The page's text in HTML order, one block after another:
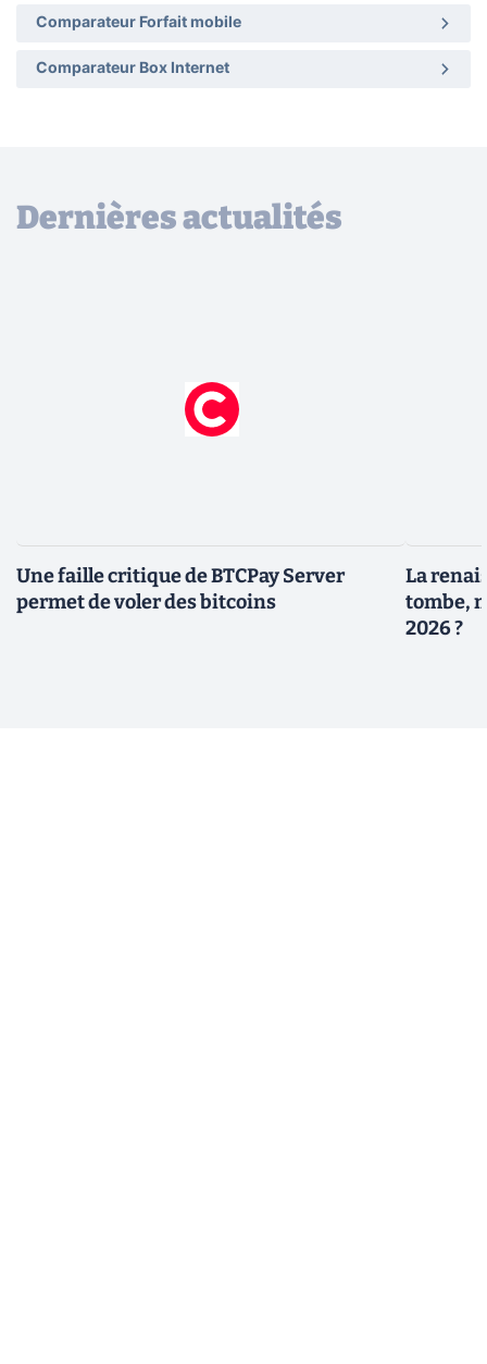
Comparateur Forfait mobile
Comparateur Box Internet
Dernières actualités
Une faille critique de BTCPay Server
permet de voler des bitcoins
La
tombe,
2026 ?